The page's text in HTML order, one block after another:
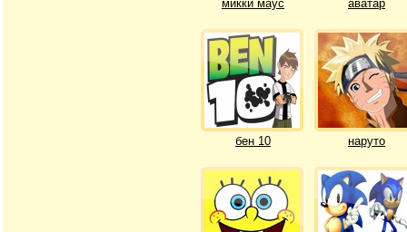
микки маус аватар
бен 10 наруто